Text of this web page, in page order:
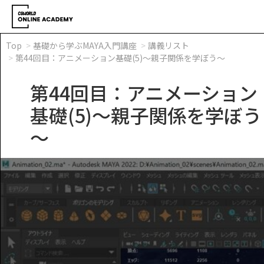
Top 基礎から学ぶMAYA入門講座
講義リスト
第44回目：アニメーション基礎(5)～親子関係を学ぼう～
第44回目：アニメーション
基礎(5)～親子関係を学ぼう
～